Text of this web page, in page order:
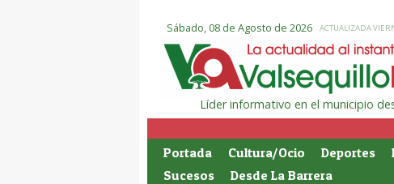
Sábado, 08 de Agosto de 2026 ACTUALIZADA
Líder informativo en el municipio
Portada Cultura/Ocio Deportes
Sucesos
Desde La Barrera